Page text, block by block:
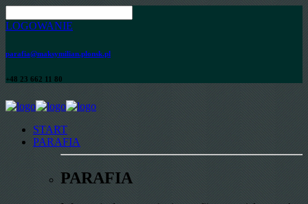
LOGOWANIE
parafia@maksymilian.plonsk.pl
+48 23 662 11 80
START
PARAFIA
PARAFIA